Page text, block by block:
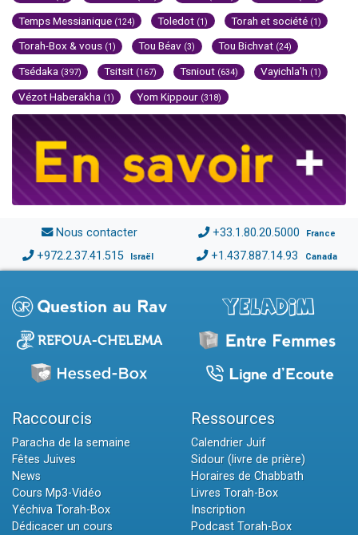
Temps Messianique (124) Toledot (1) Torah et société (1)
Torah-Box & vous (1) Tou Béav (3) Tou Bichvat (24)
Tsédaka (397) Tsitsit (167) Tsniout (634) Vayichla'h (1)
Vézot Haberakha (1) Yom Kippour (318)
Nous contacter +33.1.80.20.5000 France
+972.2.37.41.515 Israël +1.437.887.14.93 Canada
Raccourcis
Paracha de la semaine
Fêtes Juives
News
Cours Mp3-Vidéo
Yéchiva Torah-Box
Dédicacer un cours
Ressources
Calendrier Juif
Sidour (livre de prière)
Horaires de Chabbath
Livres Torah-Box
Inscription
Podcast Torah-Box